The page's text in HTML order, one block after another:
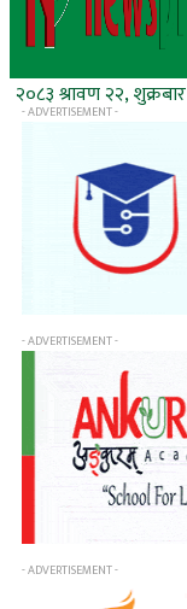
२०८३ श्रावण २२, शुक्रबार
- ADVERTISEMENT -
- ADVERTISEMENT -
- ADVERTISEMENT -